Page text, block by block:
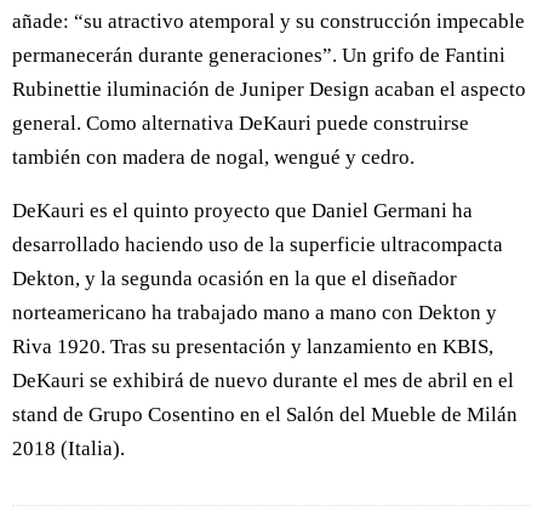
añade: “su atractivo atemporal y su construcción impecable
permanecerán durante generaciones”. Un grifo de Fantini
Rubinettie iluminación de Juniper Design acaban el aspecto
general. Como alternativa DeKauri puede construirse
también con madera de nogal, wengué y cedro.
DeKauri es el quinto proyecto que Daniel Germani ha
desarrollado haciendo uso de la superficie ultracompacta
Dekton, y la segunda ocasión en la que el diseñador
norteamericano ha trabajado mano a mano con Dekton y
Riva 1920. Tras su presentación y lanzamiento en KBIS,
DeKauri se exhibirá de nuevo durante el mes de abril en el
stand de Grupo Cosentino en el Salón del Mueble de Milán
2018 (Italia).